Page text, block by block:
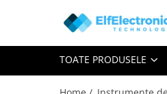
Toate Produsele
Audio
TOATE PRODUSELE